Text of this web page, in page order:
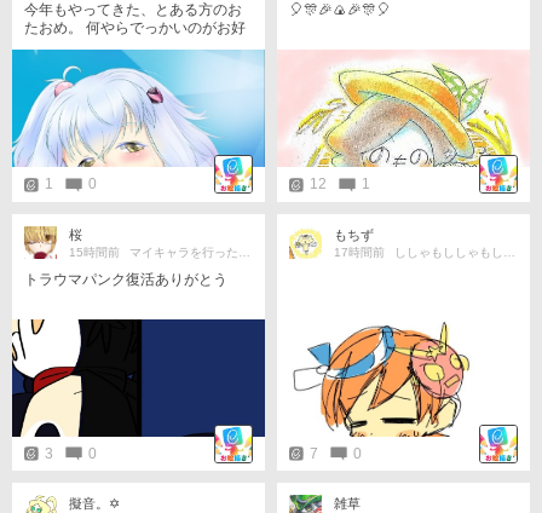
今年もやってきた、とある方のお
たおめ。 何やらでっかいのがお好
きだというんでシロヱママ。 アカ
ウント変わったし、当人気付くか
分かんないけど、気持ちだけで
も。 ♯ラルハス兄やん生誕祭アラ
モード
1 0
🎈🎊🎉🍙🎉🎊🎈
12 1
桜
15時間前 マイキャラを行ったり来たり
トラウマパンク復活ありがとう
3 0
もちず
17時間前 ししゃもししゃもしゃもビタミンミネ
7 0
擬音。✡ 雑草